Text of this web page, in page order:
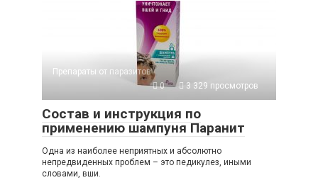
Препараты от паразитов
0
3 329 просмотров
Состав и инструкция по
применению шампуня Паранит
Одна из наиболее неприятных и абсолютно
непредвиденных проблем – это педикулез, иными
словами, вши.